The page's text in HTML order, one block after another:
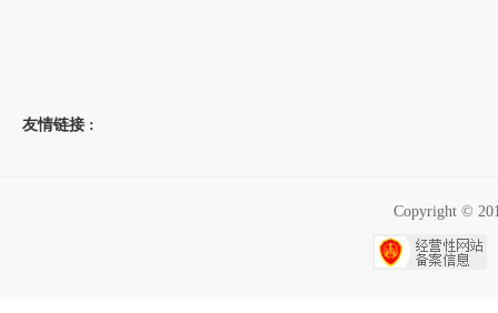
友情链接 :
Copyright ©